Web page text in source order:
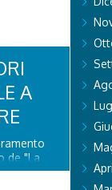
A
de "La
di